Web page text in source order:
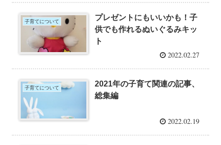
子育てについて
プレゼントにもいいかも！子
供でも作れるぬいぐるみキッ
ト
2022.02.27
子育てについて
2021年の子育て関連の記事、
総集編
2022.02.19